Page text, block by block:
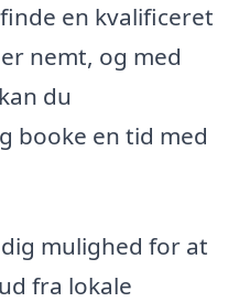
en kvalificeret
nemt, og med
du
booke en tid med
mulighed for at
fra lokale